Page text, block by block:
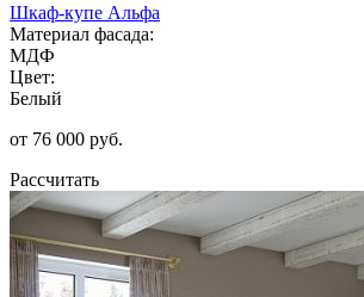
Шкаф-купе Альфа
Материал фасада:
МДФ
Цвет:
Белый
от 76 000 руб.
Рассчитать